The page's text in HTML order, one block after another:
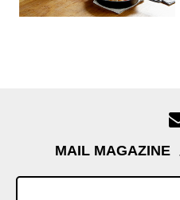
MAIL MAGAZINE